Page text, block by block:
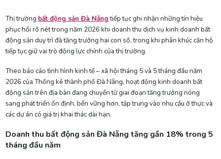
Thị trường bất động sản Đà Nẵngtiếp tục ghi nhận những tín hiệu
phục hồi rõ nét trong năm 2026 khi doanh thu dịch vụ kinh doanh bất
động sản duy trì đà tăng trưởng hai con số, trong khi phân khúc căn hộ
tiếp tục giữ vai trò động lực chính của thị trường.
Theo báo cáo tình hình kinh tế – xã hội tháng 5 và 5 tháng đầu năm
2026 của Thống kê thành phố Đà Nẵng, hoạt động kinh doanh bất
động sản trên địa bàn đang chuyển từ giai đoạn tăng trưởng nóng
sang phát triển ổn định, bền vững hơn, tập trung vào nhu cầu ở thực và
các dự án có giá trị khai thác dài hạn.
Doanh thu bất động sản Đà Nẵng tăng gần 18% trong 5
tháng đầu năm